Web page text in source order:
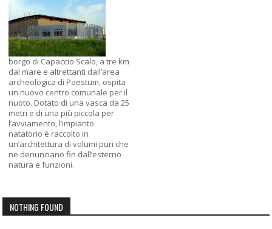
borgo di Capaccio Scalo, a tre km
dal mare e altrettanti dall’area
archeologica di Paestum, ospita
un nuovo centro comunale per il
nuoto. Dotato di una vasca da 25
metri e di una più piccola per
l’avviamento, l’impianto
natatorio è raccolto in
un’architettura di volumi puri che
ne denunciano fin dall’esterno
natura e funzioni.
NOTHING FOUND